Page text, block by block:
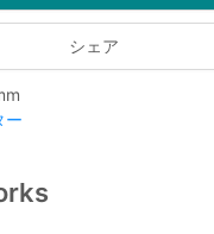
シェア
ー